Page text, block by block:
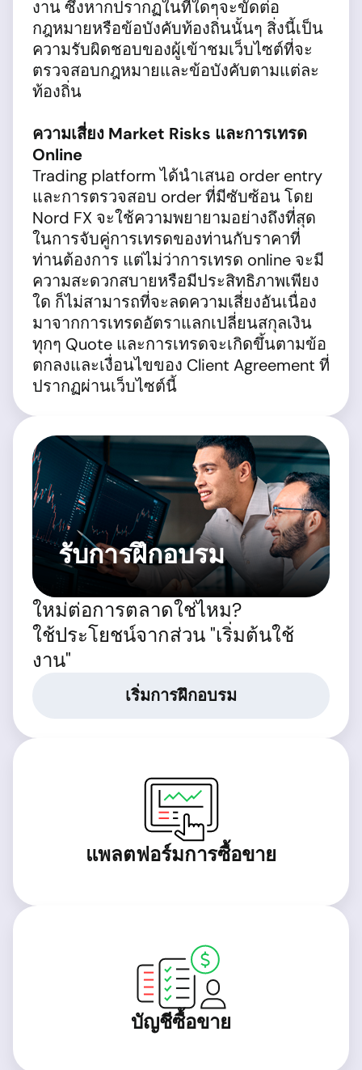
งาน ซึ่งหากปรากฏในที่ใดๆจะขัดต่อ
กฎหมายหรือข้อบังคับท้องถิ่นนั้นๆ สิ่งนี้เป็น
ความรับผิดชอบของผู้เข้าชมเว็บไซต์ที่จะ
ตรวจสอบกฎหมายและข้อบังคับตามแต่ละ
ท้องถิ่น
ความเสี่ยง Market Risks และการเทรด
Online
Trading platform ได้นำเสนอ order entry
และการตรวจสอบ order ที่มีซับซ้อน โดย
Nord FX จะใช้ความพยายามอย่างถึงที่สุด
ในการจับคู่การเทรดของท่านกับราคาที่
ท่านต้องการ แต่ไม่ว่าการเทรด online จะมี
ความสะดวกสบายหรือมีประสิทธิภาพเพียง
ใด ก็ไม่สามารถที่จะลดความเสี่ยงอันเนื่อง
มาจากการเทรดอัตราแลกเปลี่ยนสกุลเงิน
ทุกๆ Quote และการเทรดจะเกิดขึ้นตามข้อ
ตกลงและเงื่อนไขของ Client Agreement ที่
ปรากฏผ่านเว็บไซต์นี้
รับการฝึกอบรม
ใหม่ต่อการตลาดใช่ไหม?
ใช้ประโยชน์จากส่วน "เริ่มต้นใช้
งาน"
เริ่มการฝึกอบรม
แพลตฟอร์มการซื้อขาย
บัญชีซื้อขาย